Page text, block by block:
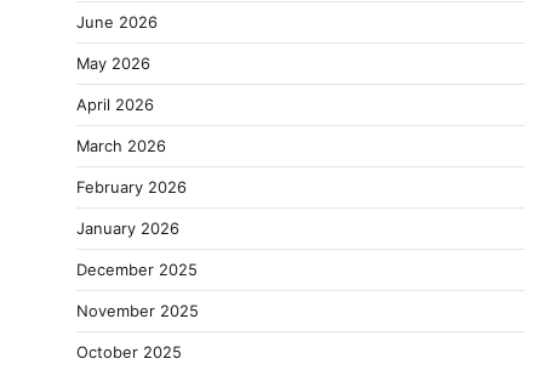
June 2026
May 2026
April 2026
March 2026
February 2026
January 2026
December 2025
November 2025
October 2025